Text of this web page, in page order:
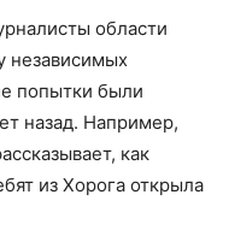
области
независимых
попытки были
назад. Например,
как
из Хорога открыла